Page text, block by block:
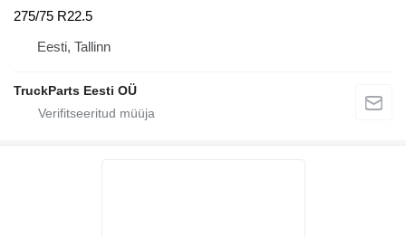
275/75 R22.5
Eesti, Tallinn
TruckParts Eesti OÜ